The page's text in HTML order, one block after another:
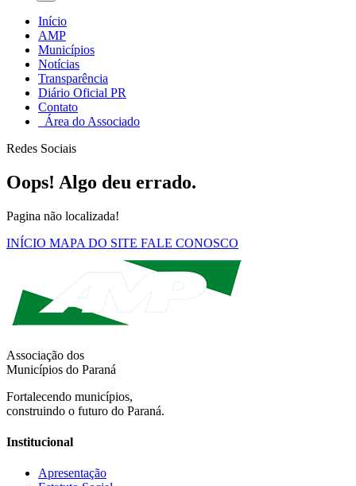
Início
AMP
Municípios
Notícias
Transparência
Diário Oficial PR
Contato
Área do Associado
Redes Sociais
Oops! Algo deu errado.
Pagina não localizada!
INÍCIO MAPA DO SITE FALE CONOSCO
Associação dos
Municípios do Paraná
Fortalecendo municípios,
construindo o futuro do Paraná.
Institucional
Apresentação